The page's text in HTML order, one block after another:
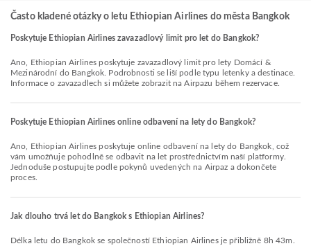
Často kladené otázky o letu Ethiopian Airlines do města Bangkok
Poskytuje Ethiopian Airlines zavazadlový limit pro let do Bangkok?
Ano, Ethiopian Airlines poskytuje zavazadlový limit pro lety Domácí &
Mezinárodní do Bangkok. Podrobnosti se liší podle typu letenky a destinace.
Informace o zavazadlech si můžete zobrazit na Airpazu během rezervace.
Poskytuje Ethiopian Airlines online odbavení na lety do Bangkok?
Ano, Ethiopian Airlines poskytuje online odbavení na lety do Bangkok, což
vám umožňuje pohodlně se odbavit na let prostřednictvím naší platformy.
Jednoduše postupujte podle pokynů uvedených na Airpaz a dokončete
proces.
Jak dlouho trvá let do Bangkok s Ethiopian Airlines?
Délka letu do Bangkok se společností Ethiopian Airlines je přibližně 8h 43m.